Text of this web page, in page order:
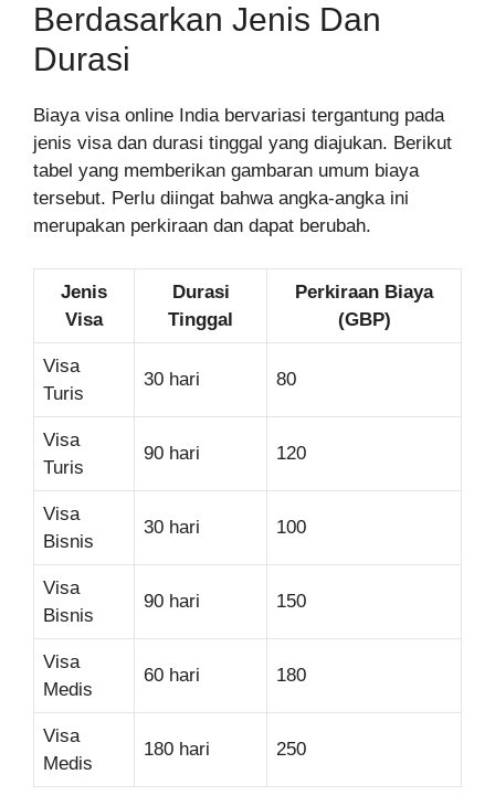
Berdasarkan Jenis Dan
Durasi
Biaya visa online India bervariasi tergantung pada
jenis visa dan durasi tinggal yang diajukan. Berikut
tabel yang memberikan gambaran umum biaya
tersebut. Perlu diingat bahwa angka-angka ini
merupakan perkiraan dan dapat berubah.
Jenis
Visa
Durasi
Tinggal
Perkiraan Biaya
(GBP)
Visa
Turis
30 hari 80
Visa
Turis
90 hari 120
Visa
Bisnis
30 hari 100
Visa
Bisnis
90 hari 150
Visa
Medis
60 hari 180
Visa
Medis
180 hari 250